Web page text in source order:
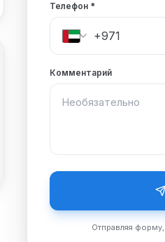
Телефон *
Комментарий
Отправляя